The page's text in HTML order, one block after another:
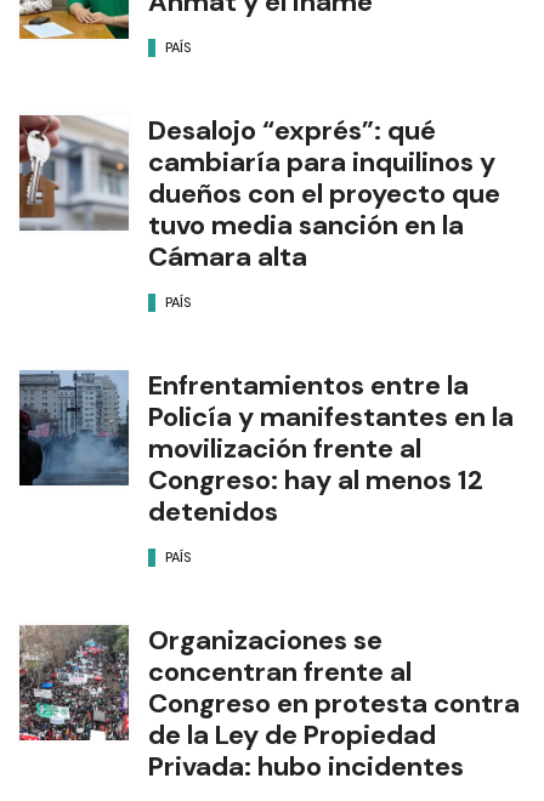
PAÍS
Desalojo “exprés”: qué
cambiaría para inquilinos y
dueños con el proyecto que
tuvo media sanción en la
Cámara alta
PAÍS
Enfrentamientos entre la
Policía y manifestantes en la
movilización frente al
Congreso: hay al menos 12
detenidos
PAÍS
Organizaciones se
concentran frente al
Congreso en protesta contra
de la Ley de Propiedad
Privada: hubo incidentes